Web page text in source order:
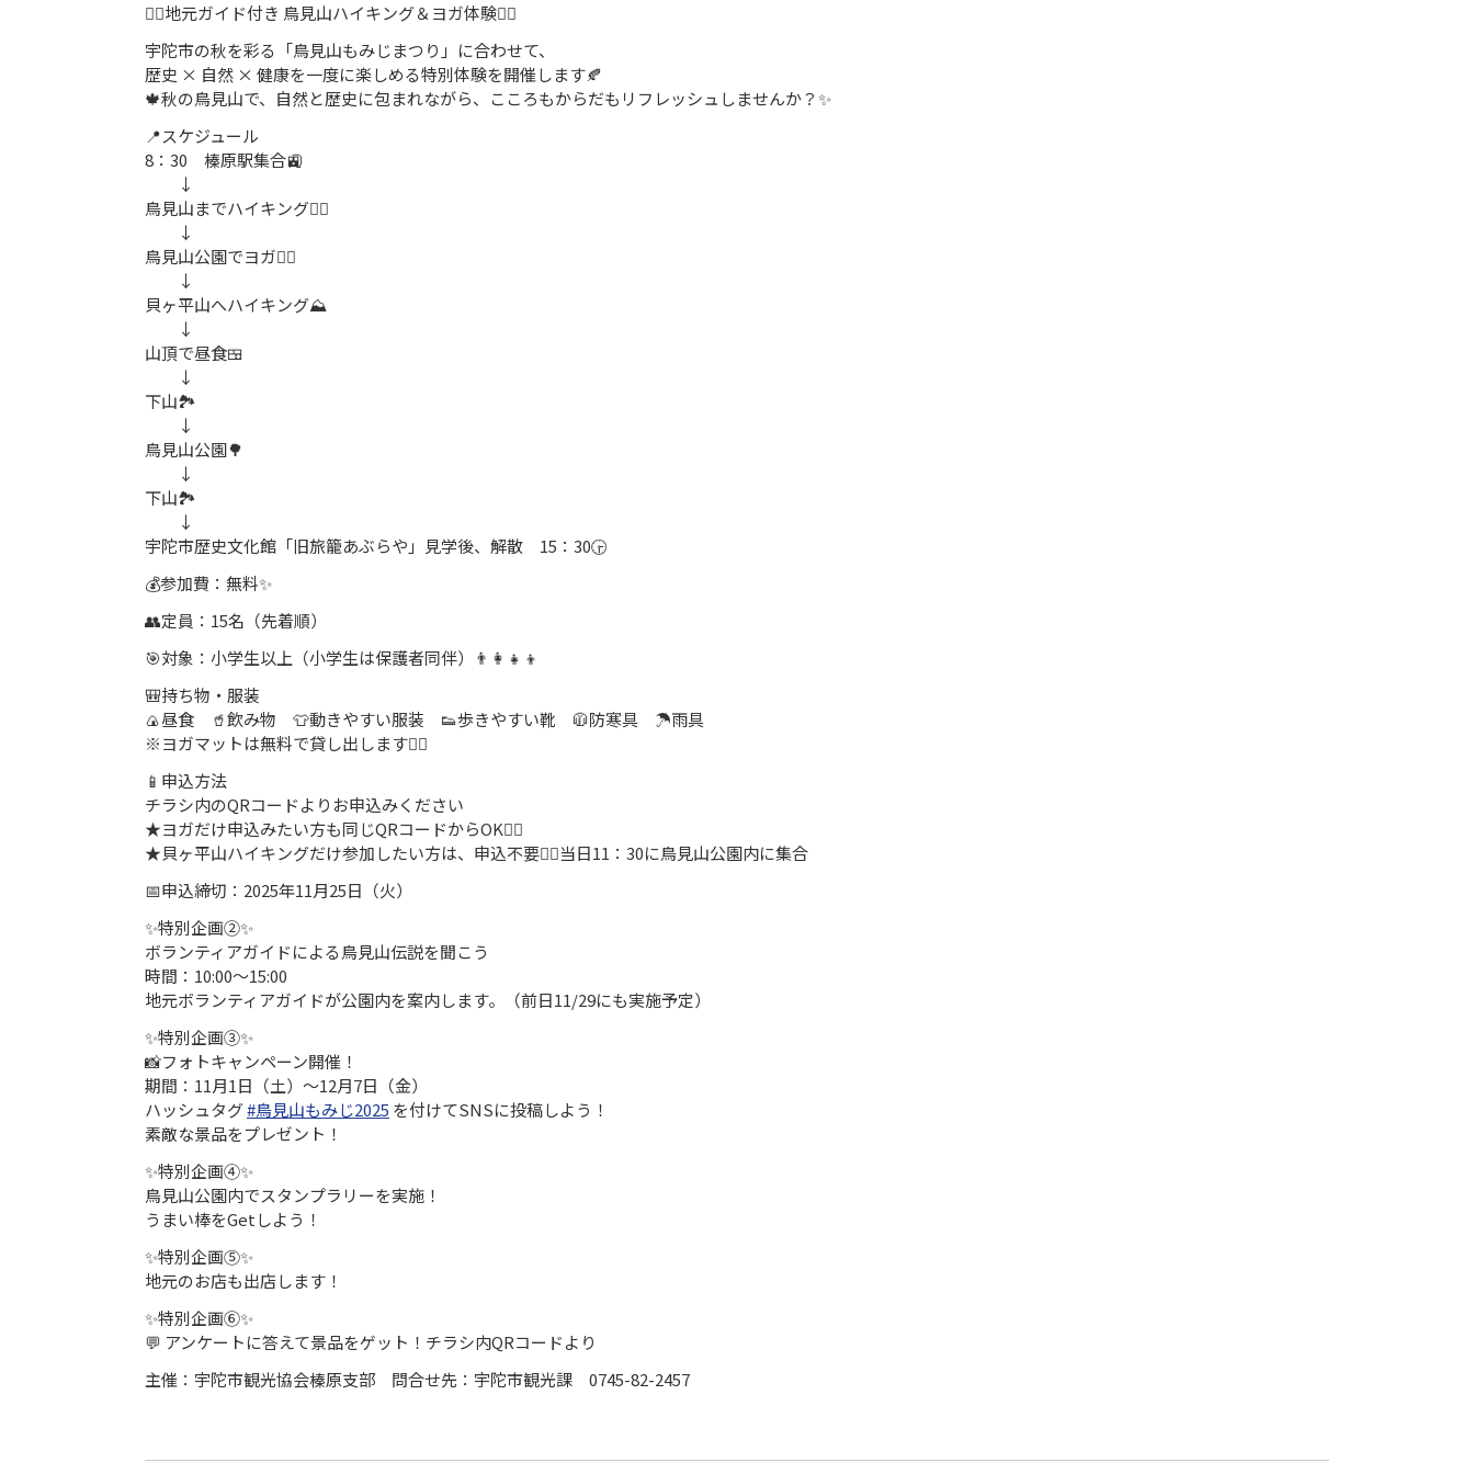
🚶‍♀️地元ガイド付き 鳥見山ハイキング＆ヨガ体験🧘‍♀️
宇陀市の秋を彩る「鳥見山もみじまつり」に合わせて、
歴史 × 自然 × 健康を一度に楽しめる特別体験を開催します🍂
🍁秋の鳥見山で、自然と歴史に包まれながら、こころもからだもリフレッシュしませんか？✨
📍スケジュール
8：30 榛原駅集合🚉
↓
鳥見山までハイキング🚶‍♀️
↓
鳥見山公園でヨガ🧘‍♀️
↓
貝ヶ平山へハイキング⛰
↓
山頂で昼食🍱
↓
下山🏞
↓
鳥見山公園🌳
↓
下山🏞
↓
宇陀市歴史文化館「旧旅籠あぶらや」見学後、解散 15：30🕞
💰参加費：無料✨
👥定員：15名（先着順）
🎯対象：小学生以上（小学生は保護者同伴）👨‍👩‍👧‍👦
🎒持ち物・服装
🍙昼食 🥤飲み物 👕動きやすい服装 👟歩きやすい靴 🧥防寒具 ☂️雨具
※ヨガマットは無料で貸し出します🧘‍♀️
📱申込方法
チラシ内のQRコードよりお申込みください
★ヨガだけ申込みたい方も同じQRコードからOK🙆‍♀️
★貝ヶ平山ハイキングだけ参加したい方は、申込不要🙅‍♂️当日11：30に鳥見山公園内に集合
📅申込締切：2025年11月25日（火）
✨特別企画②✨
ボランティアガイドによる鳥見山伝説を聞こう
時間：10:00〜15:00
地元ボランティアガイドが公園内を案内します。（前日11/29にも実施予定）
✨特別企画③✨
📸フォトキャンペーン開催！
期間：11月1日（土）〜12月7日（金）
ハッシュタグ#鳥見山もみじ2025 を付けてSNSに投稿しよう！
素敵な景品をプレゼント！
✨特別企画④✨
鳥見山公園内でスタンプラリーを実施！
うまい棒をGetしよう！
✨特別企画⑤✨
地元のお店も出店します！
✨特別企画⑥✨
💬 アンケートに答えて景品をゲット！チラシ内QRコードより
主催：宇陀市観光協会榛原支部 問合せ先：宇陀市観光課 0745-82-2457